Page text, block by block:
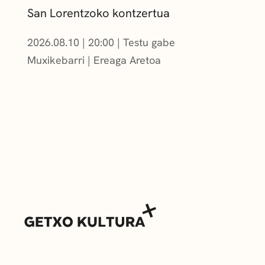
San Lorentzoko kontzertua
2026.08.10 | 20:00
Testu gabe
Muxikebarri | Ereaga Aretoa